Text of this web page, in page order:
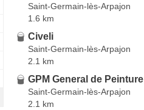
Saint-Germain-lès-Arpajon
1.6 km
Civeli
Saint-Germain-lès-Arpajon
2.1 km
GPM General de Peinture
Saint-Germain-lès-Arpajon
2.1 km